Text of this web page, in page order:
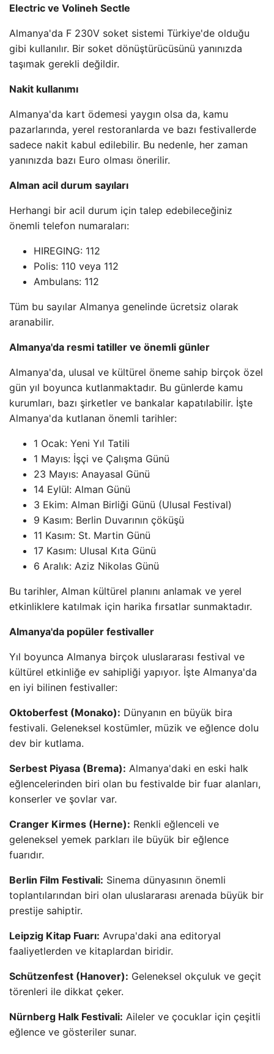
Electric ve Volineh Sectle
Almanya'da F 230V soket sistemi Türkiye'de olduğu
gibi kullanılır. Bir soket dönüştürücüsünü yanınızda
taşımak gerekli değildir.
Nakit kullanımı
Almanya'da kart ödemesi yaygın olsa da, kamu
pazarlarında, yerel restoranlarda ve bazı festivallerde
sadece nakit kabul edilebilir. Bu nedenle, her zaman
yanınızda bazı Euro olması önerilir.
Alman acil durum sayıları
Herhangi bir acil durum için talep edebileceğiniz
önemli telefon numaraları:
HIREGING: 112
Polis: 110 veya 112
Ambulans: 112
Tüm bu sayılar Almanya genelinde ücretsiz olarak
aranabilir.
Almanya'da resmi tatiller ve önemli günler
Almanya'da, ulusal ve kültürel öneme sahip birçok özel
gün yıl boyunca kutlanmaktadır. Bu günlerde kamu
kurumları, bazı şirketler ve bankalar kapatılabilir. İşte
Almanya'da kutlanan önemli tarihler:
1 Ocak: Yeni Yıl Tatili
1 Mayıs: İşçi ve Çalışma Günü
23 Mayıs: Anayasal Günü
14 Eylül: Alman Günü
3 Ekim: Alman Birliği Günü (Ulusal Festival)
9 Kasım: Berlin Duvarının çöküşü
11 Kasım: St. Martin Günü
17 Kasım: Ulusal Kıta Günü
6 Aralık: Aziz Nikolas Günü
Bu tarihler, Alman kültürel planını anlamak ve yerel
etkinliklere katılmak için harika fırsatlar sunmaktadır.
Almanya'da popüler festivaller
Yıl boyunca Almanya birçok uluslararası festival ve
kültürel etkinliğe ev sahipliği yapıyor. İşte Almanya'da
en iyi bilinen festivaller:
Oktoberfest (Monako): Dünyanın en büyük bira
festivali. Geleneksel kostümler, müzik ve eğlence dolu
dev bir kutlama.
Serbest Piyasa (Brema): Almanya'daki en eski halk
eğlencelerinden biri olan bu festivalde bir fuar alanları,
konserler ve şovlar var.
Cranger Kirmes (Herne): Renkli eğlenceli ve
geleneksel yemek parkları ile büyük bir eğlence
fuarıdır.
Berlin Film Festivali: Sinema dünyasının önemli
toplantılarından biri olan uluslararası arenada büyük bir
prestije sahiptir.
Leipzig Kitap Fuarı: Avrupa'daki ana editoryal
faaliyetlerden ve kitaplardan biridir.
Schützenfest (Hanover): Geleneksel okçuluk ve geçit
törenleri ile dikkat çeker.
Nürnberg Halk Festivali: Aileler ve çocuklar için çeşitli
eğlence ve gösteriler sunar.